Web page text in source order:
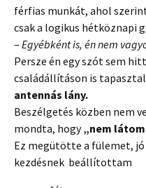
férfias munkát, ahol
csak a logikus hétköznapi
– Egyébként is, én nem
Persze én egy szót sem
családállításon is
antennás lány.
Beszélgetés közben nem
mondta, hogy„nem
Ez megütötte a fülemet,
kezdésnek beállítottam